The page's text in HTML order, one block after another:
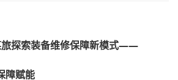
旅探索装备维修保障新模式——
障赋能